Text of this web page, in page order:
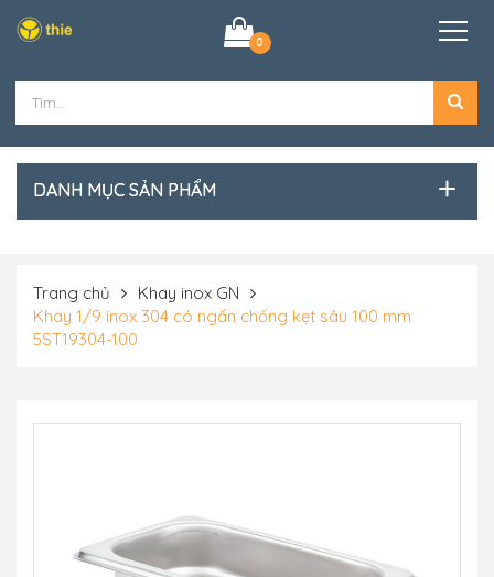
0
DANH MỤC SẢN PHẨM
Trang chủ
Khay inox GN
Khay 1/9 inox 304 có ngấn chống kẹt sâu 100 mm
5ST19304-100